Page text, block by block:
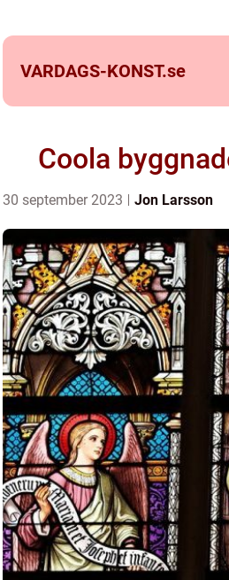
VARDAGS-KONST.se
Coola
30 september 2023 Jon Larsson